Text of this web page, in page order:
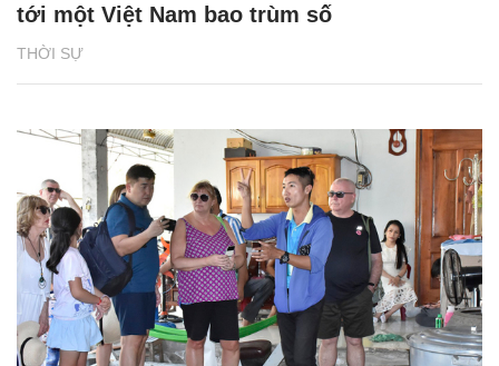
THỜI SỰ
tới một Việt Nam bao trùm số